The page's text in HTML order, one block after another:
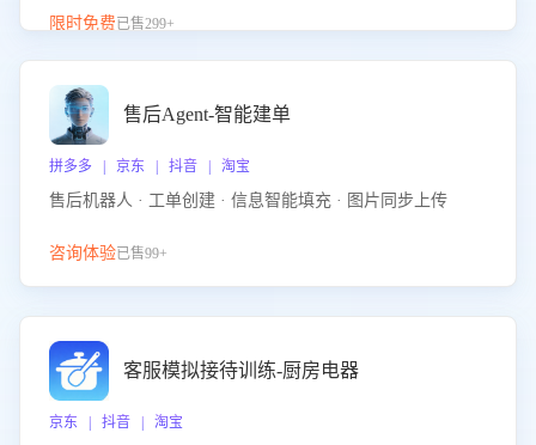
的应对要点，轻松提升服务能力。
限时免费已售299+
售后Agent-智能建单
拼多多 | 京东 | 抖音 | 淘宝
售后机器人 · 工单创建 · 信息智能填充 · 图片同步上传
咨询体验已售99+
客服模拟接待训练-厨房电器
京东 | 抖音 | 淘宝